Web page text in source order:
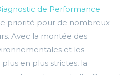
de Performance
priorité pour de nombreux
Avec la montée des
et les
en plus strictes, la